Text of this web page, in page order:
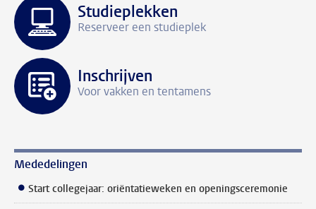
Studieplekken
Reserveer een studieplek
Inschrijven
Voor vakken en tentamens
Mededelingen
Start collegejaar: oriëntatieweken en openingsceremonie